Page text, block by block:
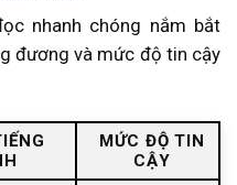
nhanh chóng nắm bắt
đương và mức độ tin cậy
MỨC ĐỘ TIN
CẬY